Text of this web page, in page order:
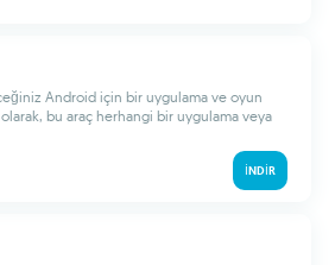
Android için bir uygulama ve oyun
olarak, bu araç herhangi bir uygulama veya
İNDIR